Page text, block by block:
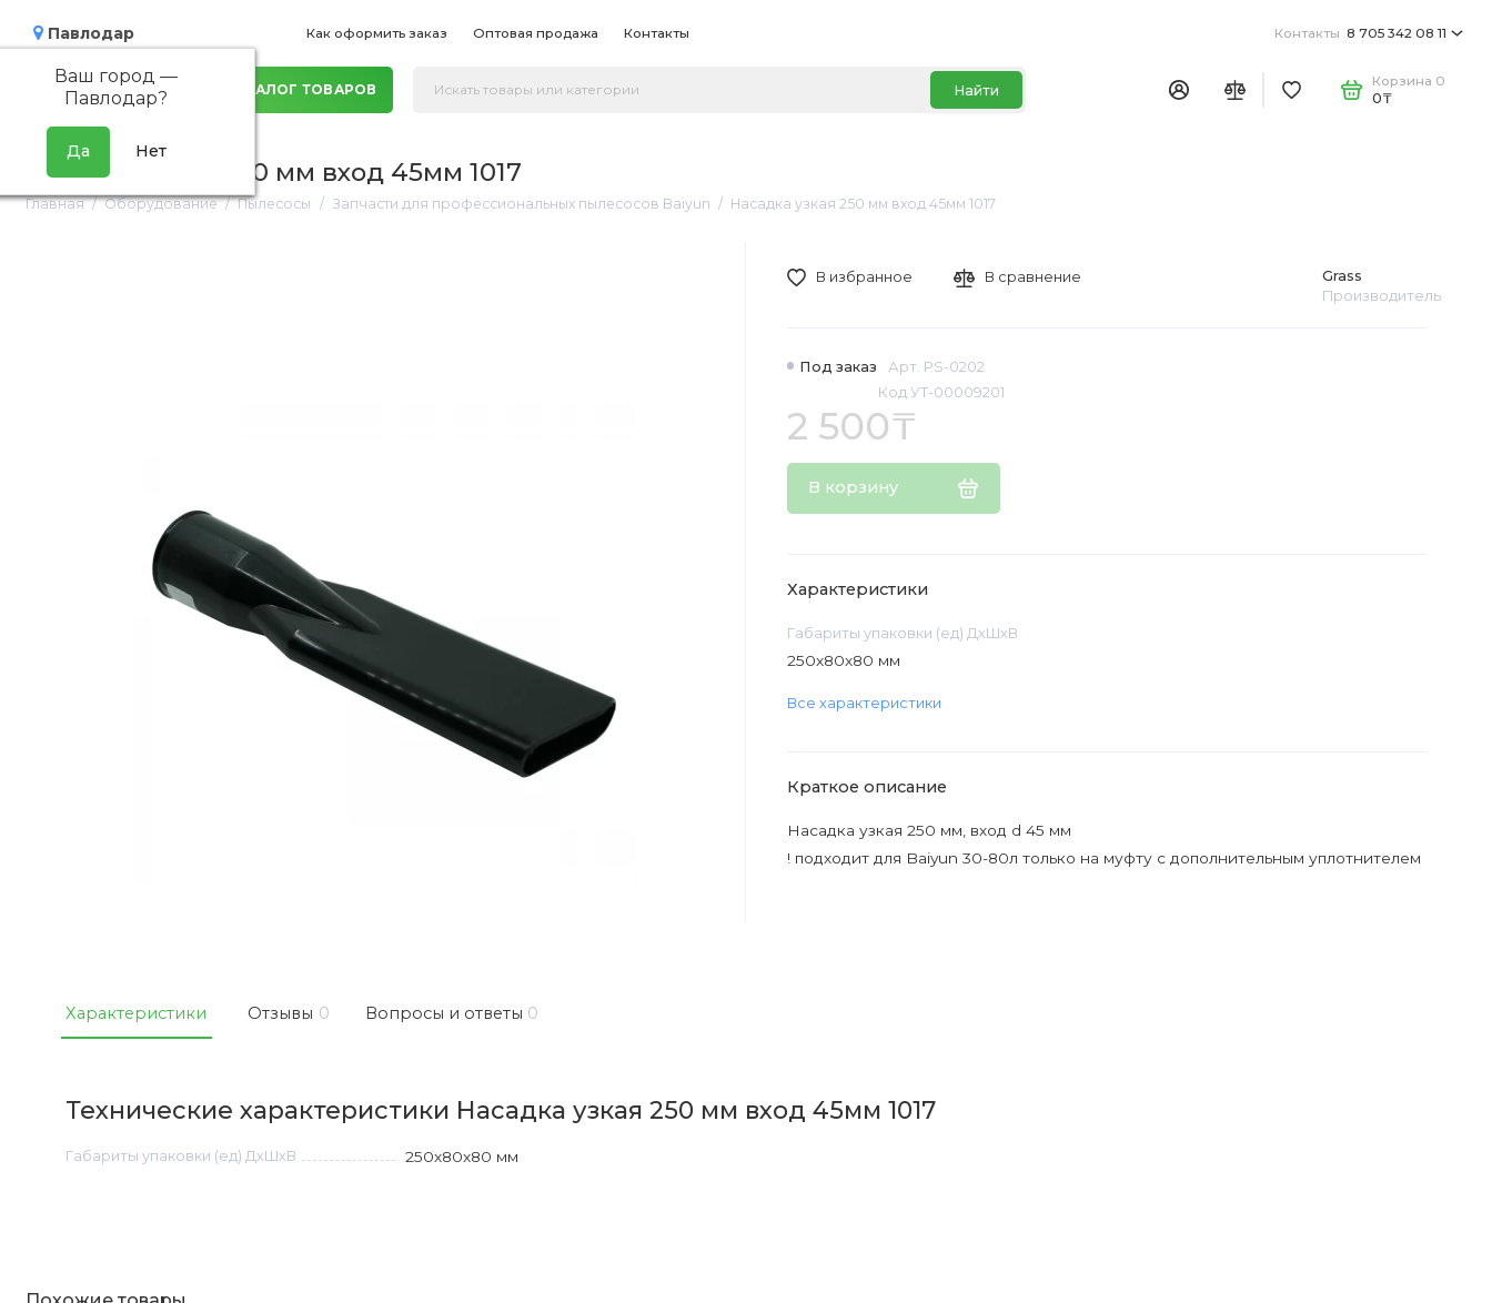
Павлодар
Ваш город —
Павлодар?
Как оформить заказ Оптовая продажа Контакты Контакты 8 705 342 08 11
КАТАЛОГ ТОВАРОВ Найти
Корзина 0
0₸
Насадка узкая 250 мм вход 45мм 1017
Главная Оборудование Пылесосы Запчасти для профессиональных пылесосов Baiyun Насадка узкая 250 мм вход 45мм 1017
Под заказ
Арт. PS-0202
Код УТ-00009201
Grass
Производитель
2 500₸
В корзину
В избранное В сравнение
Характеристики
Габариты упаковки (ед) ДхШхВ
250x80x80 мм
Все характеристики
Краткое описание
Насадка узкая 250 мм, вход d 45 мм
! подходит для Baiyun 30-80л только на муфту с дополнительным уплотнителем
Характеристики Отзывы 0 Вопросы и ответы 0
Технические характеристики Насадка узкая 250 мм вход 45мм 1017
Габариты упаковки (ед) ДхШхВ 250x80x80 мм